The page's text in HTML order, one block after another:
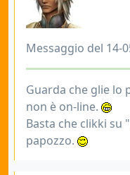
Messaggio del 14-
Guarda che glie lo
non è on-line.
Basta che clikki su
papozzo.